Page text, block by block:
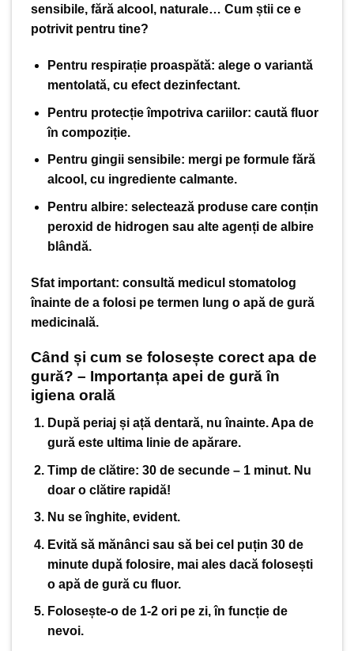
sensibile, fără alcool, naturale… Cum știi ce e
potrivit pentru tine?
Pentru respirație proaspătă: alege o variantă
mentolată, cu efect dezinfectant.
Pentru protecție împotriva cariilor: caută fluor
în compoziție.
Pentru gingii sensibile: mergi pe formule fără
alcool, cu ingrediente calmante.
Pentru albire: selectează produse care conțin
peroxid de hidrogen sau alte agenți de albire
blândă.
Sfat important: consultă medicul stomatolog
înainte de a folosi pe termen lung o apă de gură
medicinală.
Când și cum se folosește corect apa de
gură? – Importanța apei de gură în
igiena orală
După periaj și ață dentară, nu înainte. Apa de
gură este ultima linie de apărare.
Timp de clătire: 30 de secunde – 1 minut. Nu
doar o clătire rapidă!
Nu se înghite, evident.
Evită să mănânci sau să beicel puțin 30 de
minute după folosire, mai ales dacă folosești
o apă de gură cu fluor.
Folosește-o de 1-2 ori pe zi, în funcție de
nevoi.